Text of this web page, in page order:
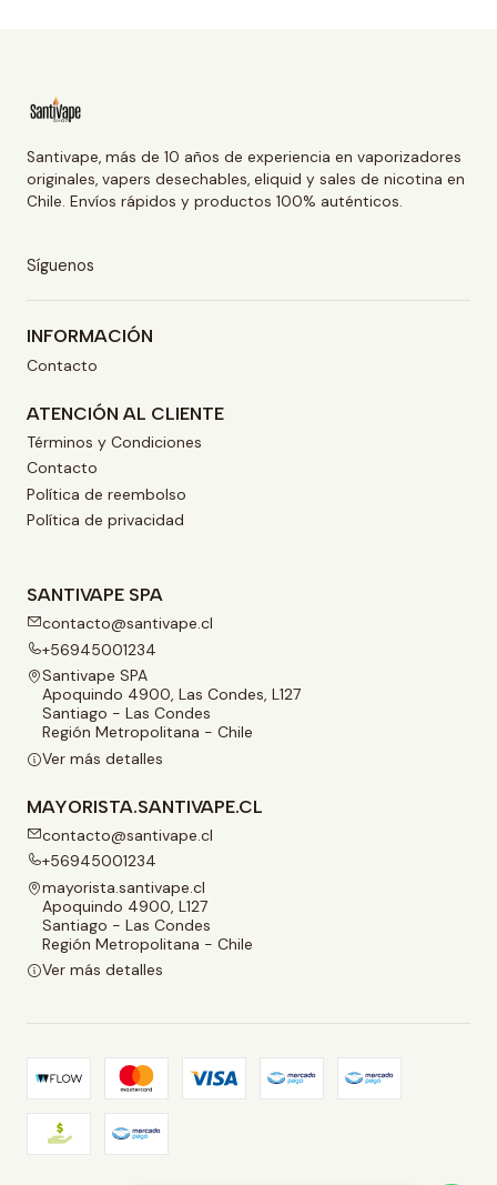
Santivape, más de 10 años de experiencia en vaporizadores
originales, vapers desechables, eliquid y sales de nicotina en
Chile. Envíos rápidos y productos 100% auténticos.
Síguenos
INFORMACIÓN
Contacto
ATENCIÓN AL CLIENTE
Términos y Condiciones
Contacto
Política de reembolso
Política de privacidad
SANTIVAPE SPA
contacto@santivape.cl
+56945001234
Santivape SPA
Apoquindo 4900, Las Condes, L127
Santiago - Las Condes
Región Metropolitana - Chile
Ver más detalles
MAYORISTA.SANTIVAPE.CL
contacto@santivape.cl
+56945001234
mayorista.santivape.cl
Apoquindo 4900, L127
Santiago - Las Condes
Región Metropolitana - Chile
Ver más detalles